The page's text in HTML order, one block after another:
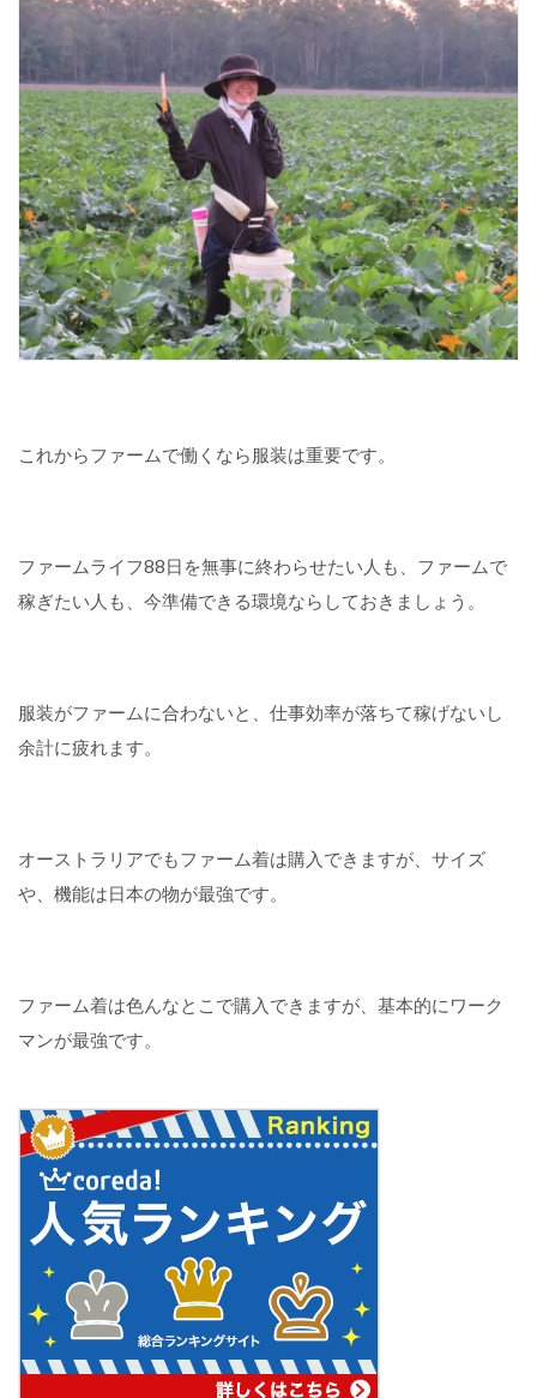
これからファームで働くなら服装は重要です。
ファームライフ88日を無事に終わらせたい人も、ファームで
稼ぎたい人も、今準備できる環境ならしておきましょう。
服装がファームに合わないと、仕事効率が落ちて稼げないし
余計に疲れます。
オーストラリアでもファーム着は購入できますが、サイズ
や、機能は日本の物が最強です。
ファーム着は色んなとこで購入できますが、基本的にワーク
マンが最強です。